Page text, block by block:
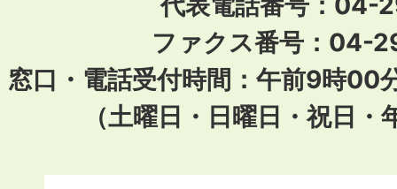
ファクス番号：04-
窓口・電話受付時間：午前9時00
（土曜日・日曜日・祝日